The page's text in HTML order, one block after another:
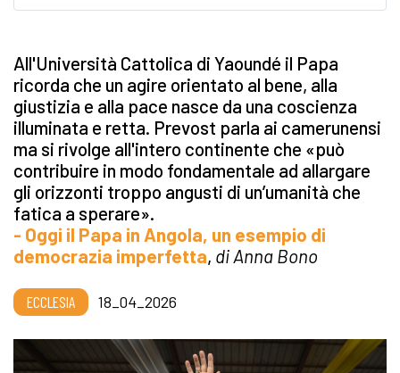
All'Università Cattolica di Yaoundé il Papa
ricorda che un agire orientato al bene, alla
giustizia e alla pace nasce da una coscienza
illuminata e retta. Prevost parla ai camerunensi
ma si rivolge all'intero continente che «può
contribuire in modo fondamentale ad allargare
gli orizzonti troppo angusti di un’umanità che
fatica a sperare».
- Oggi il Papa in Angola, un esempio di
democrazia imperfetta, di Anna Bono
ECCLESIA 18_04_2026